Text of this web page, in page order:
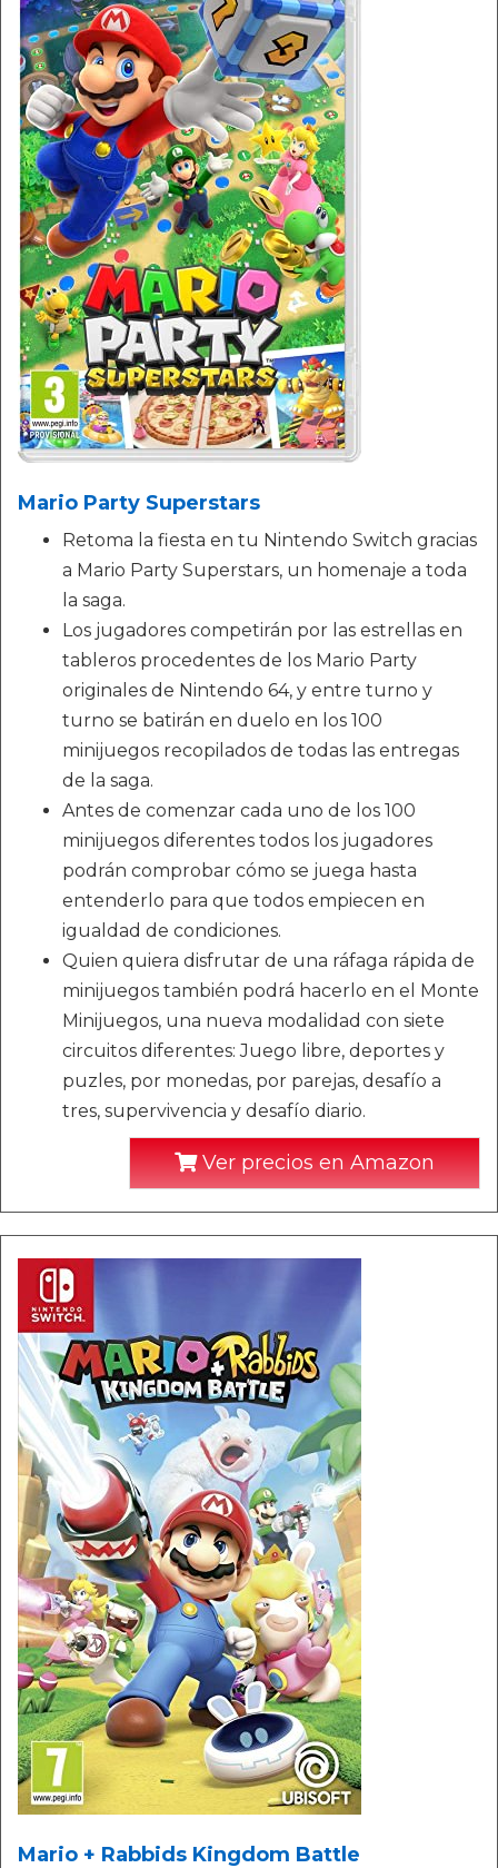
Mario Party Superstars
Retoma la fiesta en tu Nintendo Switch gracias
a Mario Party Superstars, un homenaje a toda
la saga.
Los jugadores competirán por las estrellas en
tableros procedentes de los Mario Party
originales de Nintendo 64, y entre turno y
turno se batirán en duelo en los 100
minijuegos recopilados de todas las entregas
de la saga.
Antes de comenzar cada uno de los 100
minijuegos diferentes todos los jugadores
podrán comprobar cómo se juega hasta
entenderlo para que todos empiecen en
igualdad de condiciones.
Quien quiera disfrutar de una ráfaga rápida de
minijuegos también podrá hacerlo en el Monte
Minijuegos, una nueva modalidad con siete
circuitos diferentes: Juego libre, deportes y
puzles, por monedas, por parejas, desafío a
tres, supervivencia y desafío diario.
Ver precios en Amazon
Mario + Rabbids Kingdom Battle